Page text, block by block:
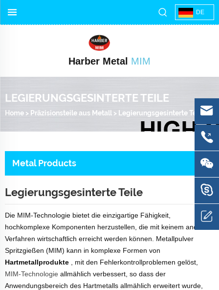
DE
Harber Metal MIM
LEGIERUNGSGESINTERTE TEILE
Home > Präzisionsteile aus Metall > Legierungsgesinterte Teile
Metal Products
Legierungsgesinterte Teile
Die MIM-Technologie bietet die einzigartige Fähigkeit,
hochkomplexe Komponenten herzustellen, die mit keinem anderen
Verfahren wirtschaftlich erreicht werden können. Metallpulver
Spritzgießen (MIM) kann in komplexe Formen von
Hartmetallprodukte
, mit den Fehlerkontrollproblemen gelöst,
MIM-Technologie allmählich verbessert, so dass der
Anwendungsbereich des Hartmetalls allmählich erweitert wurde,